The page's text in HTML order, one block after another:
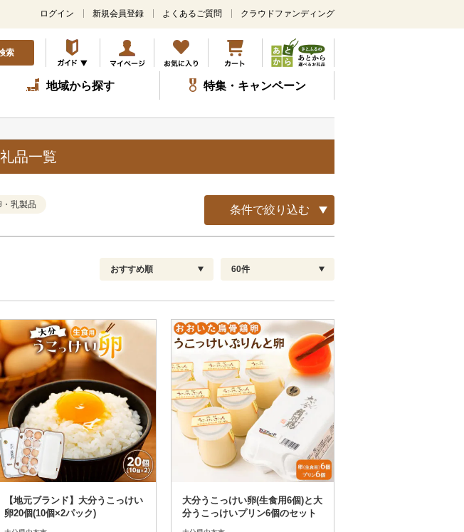
メ
ン
コ
ン
テ
ツ
ッ
ログイン 新規会員登録 よくあるご質問 クラウドファンディング
索
地域から探す 特集・キャンペーン
品一覧
・乳製品 条件で絞り込む
解除
通常
冷蔵便
冷凍便
配送指定 解除
お届け日時指定可
お届け時間帯指定可
発送される月指定可
その他 解除
さとふる限定のお礼品
定期便
さとふるアプリdeワンストップ申請
対象
おすすめ順
新着順
レビュー件数順
レビュー評価順
寄付金額が高い順
寄付金額が低い順
60件
60
90
120
【地元ブランド】大分うこっけい
卵20個(10個×2パック)
大分うこっけい卵(生食用6個)と大
分うこっけいプリン6個のセット